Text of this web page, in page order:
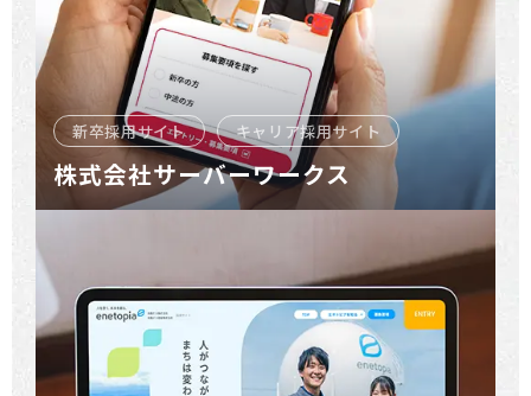
新卒採用サイト キャリア採用サイト
株式会社サーバーワークス